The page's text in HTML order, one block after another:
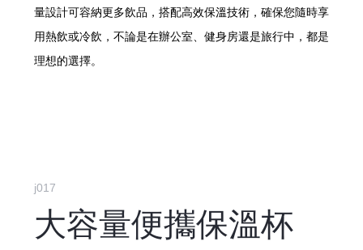
量設計可容納更多飲品，搭配高效保溫技術，確保您隨時享
用熱飲或冷飲，不論是在辦公室、健身房還是旅行中，都是
理想的選擇。
j017
大容量便攜保溫杯